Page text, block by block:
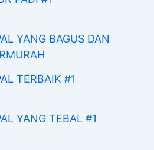
YANG BAGUS DAN
TERBAIK #1
YANG TEBAL #1